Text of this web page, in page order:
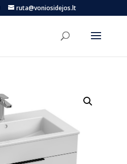
ruta@voniosidejos.lt